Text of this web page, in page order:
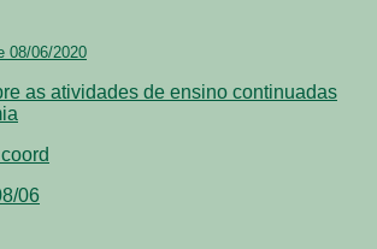
08/06/2020
as atividades de ensino continuadas
06